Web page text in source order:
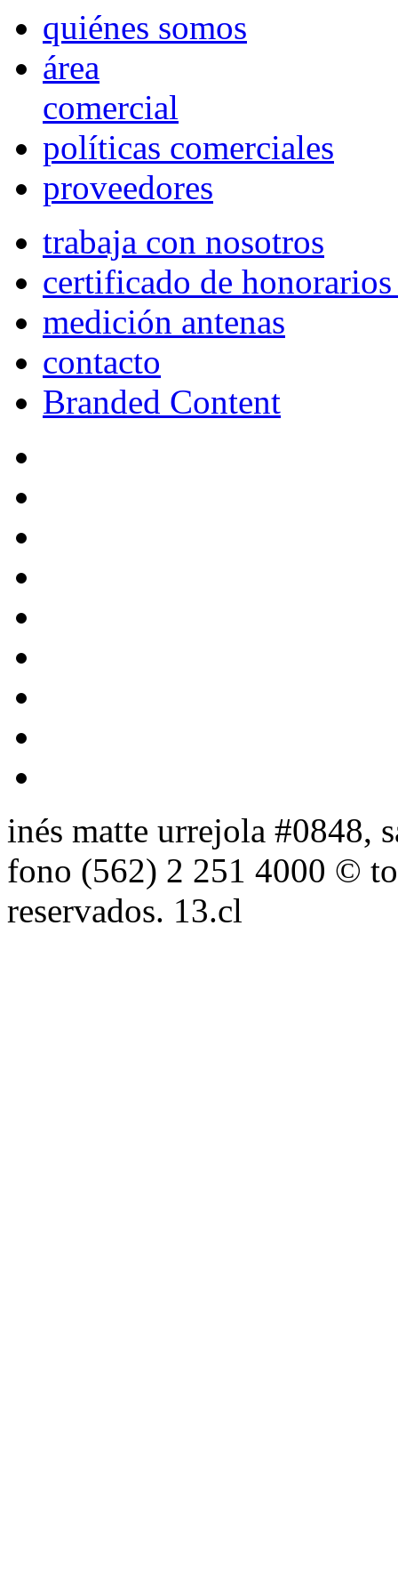
quiénes somos
área
comercial
políticas comerciales
proveedores
trabaja con nosotros
certificado de
medición antenas
contacto
Branded Content
inés matte urrejola #0848,
fono (562) 2 251 4000 ©
reservados. 13.cl